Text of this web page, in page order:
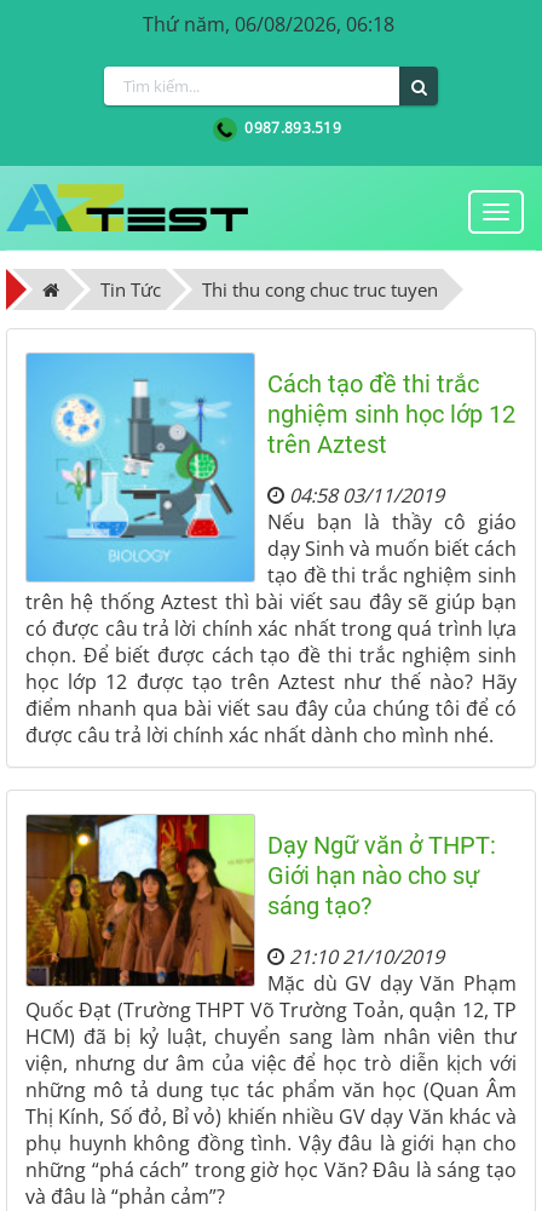
Thứ năm, 06/08/2026, 06:18
0987.893.519
Tin Tức Thi thu cong chuc truc tuyen
Cách tạo đề thi trắc
nghiệm sinh học lớp 12
trên Aztest
04:58 03/11/2019
Nếu bạn là thầy cô giáo
dạy Sinh và muốn biết cách
tạo đề thi trắc nghiệm sinh
trên hệ thống Aztest thì bài viết sau đây sẽ giúp bạn
có được câu trả lời chính xác nhất trong quá trình lựa
chọn. Để biết được cách tạo đề thi trắc nghiệm sinh
học lớp 12 được tạo trên Aztest như thế nào? Hãy
điểm nhanh qua bài viết sau đây của chúng tôi để có
được câu trả lời chính xác nhất dành cho mình nhé.
Dạy Ngữ văn ở THPT:
Giới hạn nào cho sự
sáng tạo?
21:10 21/10/2019
Mặc dù GV dạy Văn Phạm
Quốc Đạt (Trường THPT Võ Trường Toản, quận 12, TP
HCM) đã bị kỷ luật, chuyển sang làm nhân viên thư
viện, nhưng dư âm của việc để học trò diễn kịch với
những mô tả dung tục tác phẩm văn học (Quan Âm
Thị Kính, Số đỏ, Bỉ vỏ) khiến nhiều GV dạy Văn khác và
phụ huynh không đồng tình. Vậy đâu là giới hạn cho
những “phá cách” trong giờ học Văn? Đâu là sáng tạo
và đâu là “phản cảm”?